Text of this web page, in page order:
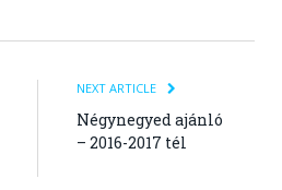
NEXT ARTICLE
Négynegyed ajánló
– 2016-2017 tél